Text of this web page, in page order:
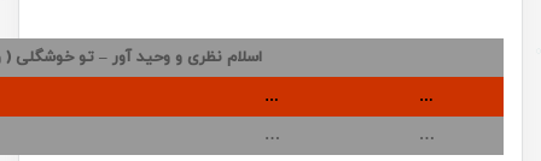
اسلام نظری و وحید آور – تو خوشگلی
…
…
…
…